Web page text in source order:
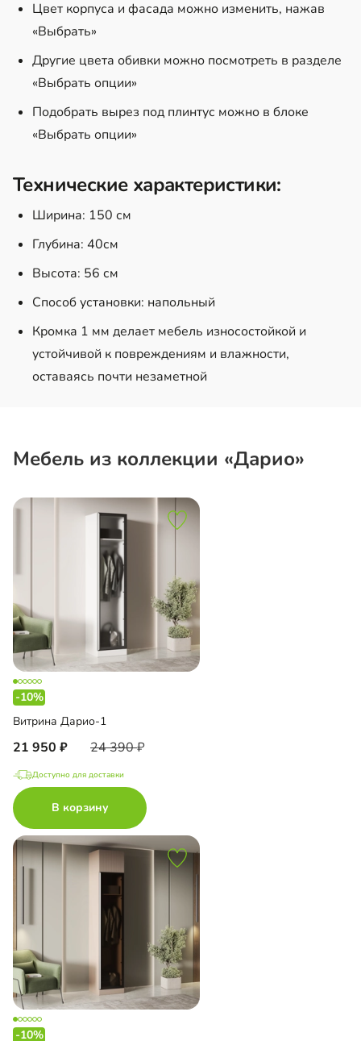
Цвет корпуса и фасада можно изменить, нажав
«Выбрать»
Другие цвета обивки можно посмотреть в разделе
«Выбрать опции»
Подобрать вырез под плинтус можно в блоке
«Выбрать опции»
Технические характеристики:
Ширина: 150 см
Глубина: 40см
Высота: 56 см
Способ установки: напольный
Кромка 1 мм делает мебель износостойкой и
устойчивой к повреждениям и влажности,
оставаясь почти незаметной
Мебель из коллекции «Дарио»
-10%
Витрина Дарио-1
21 950 24 390
Доступно для доставки
В корзину
-10%